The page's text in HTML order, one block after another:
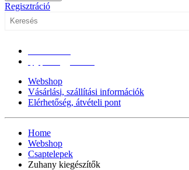
Regisztráció
Webshop
Vásárlási, szállítási információk
Elérhetőség, átvételi pont
Home
Webshop
Csaptelepek
Zuhany kiegészítők